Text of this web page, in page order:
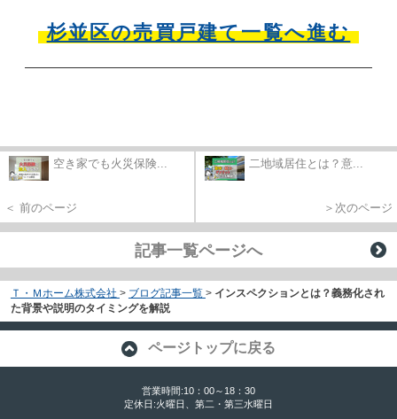
杉並区の売買戸建て一覧へ進む
空き家でも火災保険...
＜ 前のページ
二地域居住とは？意...
＞次のページ
記事一覧ページへ
Ｔ・Ｍホーム株式会社 > ブログ記事一覧 > インスペクションとは？義務化され
た背景や説明のタイミングを解説
ページトップに戻る
営業時間:10：00～18：30
定休日:火曜日、第二・第三水曜日